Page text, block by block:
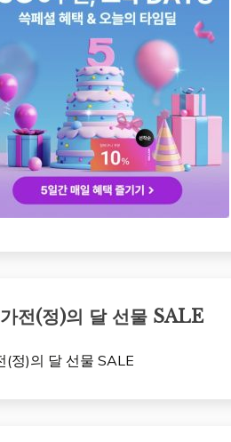
가전(정)의 달 선물 SALE